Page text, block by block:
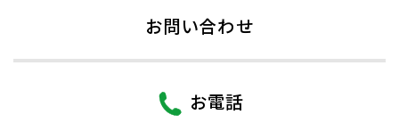
お問い合わせ
お電話